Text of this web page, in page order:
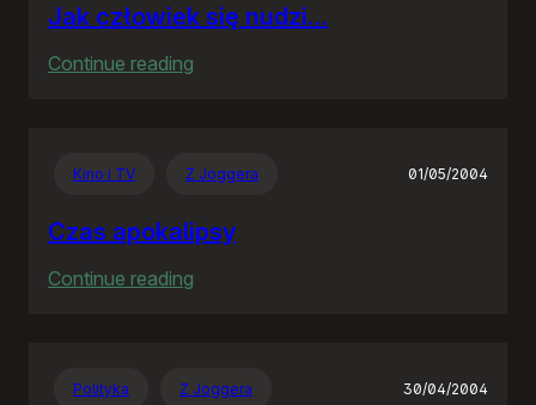
Jak człowiek się nudzi…
Continue reading
nudzi…
Kino i TV Z Joggera 01/05/2004
Czas apokalipsy
Continue reading
Polityka Z Joggera 30/04/2004